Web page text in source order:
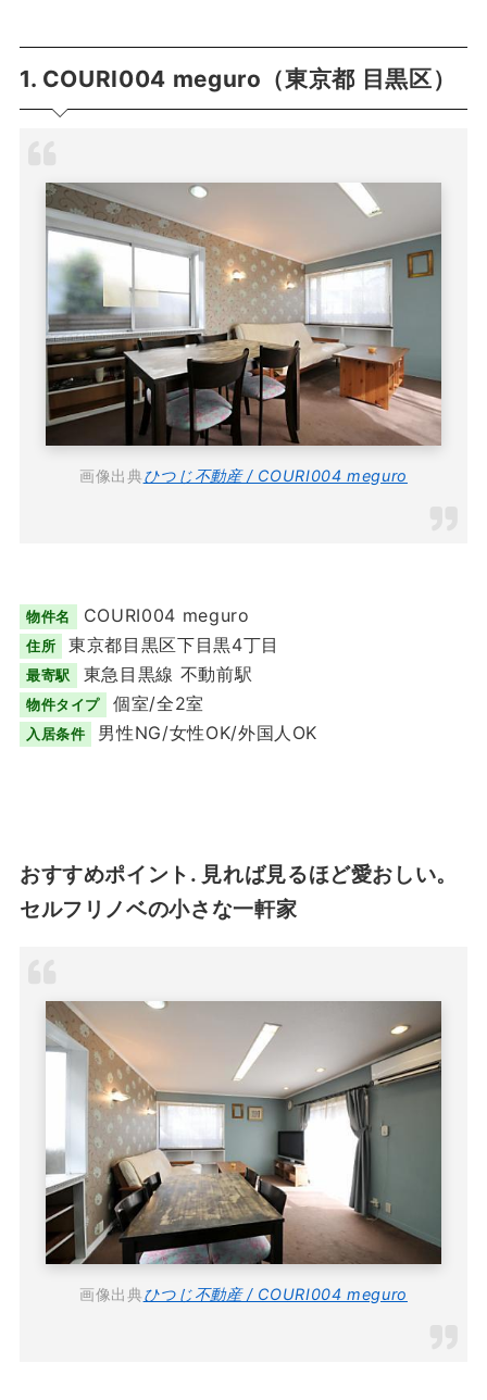
1. COURI004 meguro（東京都 目黒区）
画像出典ひつじ不動産 / COURI004 meguro
物件名 COURI004 meguro
住所 東京都目黒区下目黒4丁目
最寄駅 東急目黒線 不動前駅
物件タイプ 個室/全2室
入居条件 男性NG/女性OK/外国人OK
おすすめポイント. 見れば見るほど愛おしい。
セルフリノベの小さな一軒家
画像出典ひつじ不動産 / COURI004 meguro